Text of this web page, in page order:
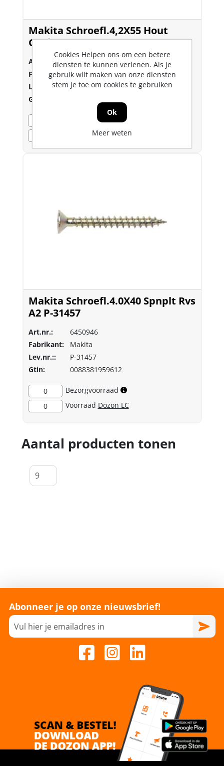
Makita Schroefl.4,2X55 Hout
Geelp. F-31214
Art.nr.:
6450637
Fabrikant:
Makita
Lev.nr.::
F-31214
Gtin:
Bezorgvoorraad
Voorraad Dozon LC
Makita Schroefl.4.0X40 Spnplt Rvs
A2 P-31457
Art.nr.:
6450946
Fabrikant:
Makita
Lev.nr.::
P-31457
Gtin:
0088381959612
0
Bezorgvoorraad
0
Voorraad Dozon LC
Aantal producten tonen
Abonneer je op onze nieuwsbrief!
Cookies Helpen ons om een betere
diensten te kunnen verlenen. Als je
gebruik wilt maken van onze diensten
stem je toe om cookies te gebruiken
Ok
Meer weten